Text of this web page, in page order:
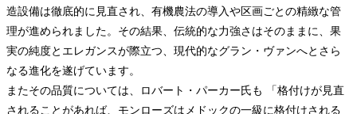
造設備は徹底的に見直され、有機農法の導入や区画ごとの精緻な管
理が進められました。その結果、伝統的な力強さはそのままに、果
実の純度とエレガンスが際立つ、現代的なグラン・ヴァンへとさら
なる進化を遂げています。
またその品質については、ロバート・パーカー氏も 「格付けが見直
されることがあれば、モンローズはメドックの一級に格付けされる